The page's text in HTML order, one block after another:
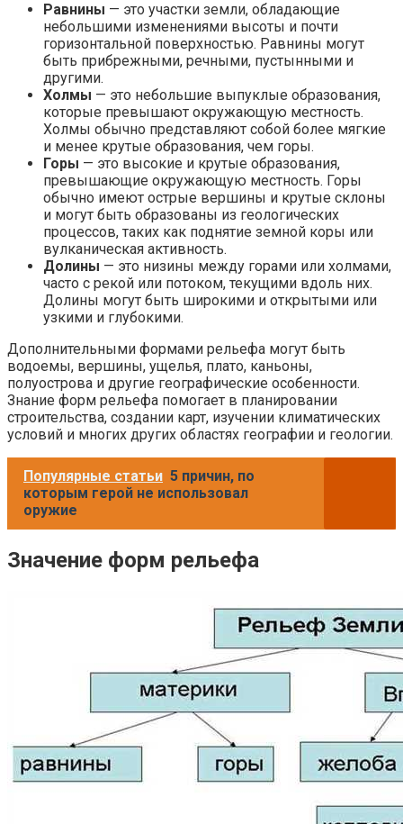
Равнины — это участки земли, обладающие
небольшими изменениями высоты и почти
горизонтальной поверхностью. Равнины могут
быть прибрежными, речными, пустынными и
другими.
Холмы — это небольшие выпуклые образования,
которые превышают окружающую местность.
Холмы обычно представляют собой более мягкие
и менее крутые образования, чем горы.
Горы — это высокие и крутые образования,
превышающие окружающую местность. Горы
обычно имеют острые вершины и крутые склоны
и могут быть образованы из геологических
процессов, таких как поднятие земной коры или
вулканическая активность.
Долины — это низины между горами или холмами,
часто с рекой или потоком, текущими вдоль них.
Долины могут быть широкими и открытыми или
узкими и глубокими.
Дополнительными формами рельефа могут быть
водоемы, вершины, ущелья, плато, каньоны,
полуострова и другие географические особенности.
Знание форм рельефа помогает в планировании
строительства, создании карт, изучении климатических
условий и многих других областях географии и геологии.
Популярные статьи 5 причин, по
которым герой не использовал
оружие
Значение форм рельефа